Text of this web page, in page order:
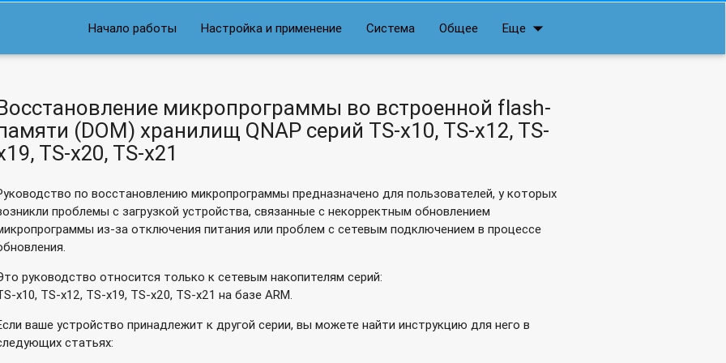
Начало работы Настройка и применение Система Общее Ещеarrow_drop_down
микропрограммы во встроенной flash-
(DOM) хранилищ QNAP серий TS-x10, TS-x12, TS-
TS-x20, TS-x21
по восстановлению микропрограммы предназначено для пользователей, у которых
проблемы с загрузкой устройства, связанные с некорректным обновлением
из-за отключения питания или проблем с сетевым подключением в процессе
руководство относится только к сетевым накопителям серий:
x10, TS-x12, TS-x19, TS-x20, TS-x21 на базе ARM.
ваше устройство принадлежит к другой серии, вы можете найти инструкцию для него в
статьях: